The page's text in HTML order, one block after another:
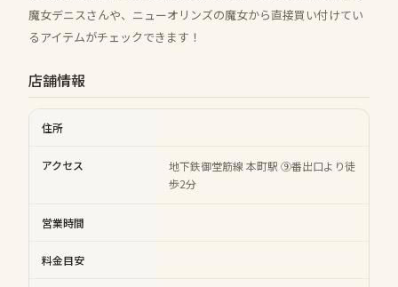
魔女デニスさんや、ニューオリンズの魔女から直接買い付けてい
るアイテムがチェックできます！
店舗情報
住所
アクセス
地下鉄御堂筋線 本町駅 ⑨番出口より徒
歩2分
営業時間
料金目安